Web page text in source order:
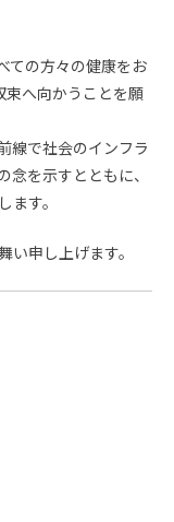
ての方々の健康をお
束へ向かうことを願
線で社会のインフラ
念を示すとともに、
ます。
い申し上げます。